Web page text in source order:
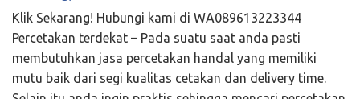
Klik Sekarang! Hubungi kami di WA089613223344
Percetakan terdekat – Pada suatu saat anda pasti
membutuhkan jasa percetakan handal yang memiliki
mutu baik dari segi kualitas cetakan dan delivery time.